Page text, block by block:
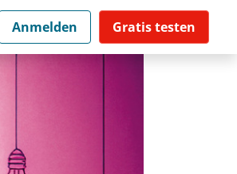
Anmelden Gratis testen